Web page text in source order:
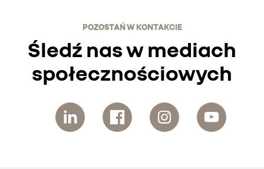
POZOSTAŃ W KONTAKCIE
Śledź nas w mediach
społecznościowych